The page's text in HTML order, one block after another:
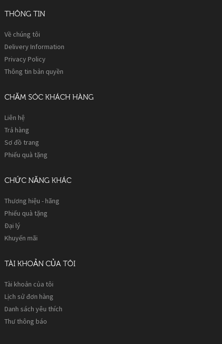
THÔNG TIN
Về chúng tôi
Delivery Information
Privacy Policy
Thông tin bản quyền
CHĂM SÓC KHÁCH HÀNG
Liên hệ
Trả hàng
Sơ đồ trang
Phiếu quà tặng
CHỨC NĂNG KHÁC
Thương hiệu - hãng
Phiếu quà tặng
Đại lý
Khuyến mãi
TÀI KHOẢN CỦA TÔI
Tài khoản của tôi
Lịch sử đơn hàng
Danh sách yêu thích
Thư thông báo